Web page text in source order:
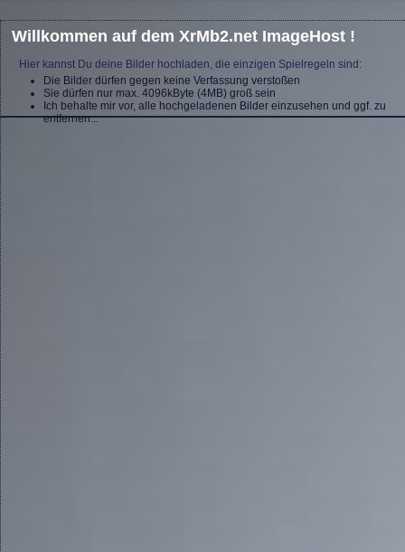
Willkommen auf dem XrMb2.net ImageHost !
Hier kannst Du deine Bilder hochladen, die einzigen Spielregeln sind:
Die Bilder dürfen gegen keine Verfassung verstoßen
Sie dürfen nur max. 4096kByte (4MB) groß sein
Ich behalte mir vor, alle hochgeladenen Bilder einzusehen und ggf. zu
entfernen...